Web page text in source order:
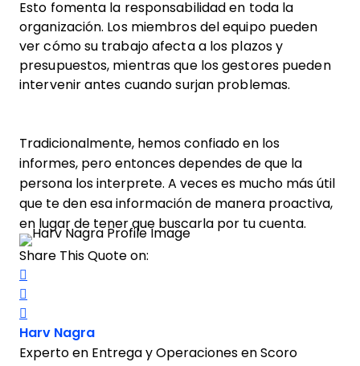
Esto fomenta la responsabilidad en toda la
organización. Los miembros del equipo pueden
ver cómo su trabajo afecta a los plazos y
presupuestos, mientras que los gestores pueden
intervenir antes cuando surjan problemas.
Tradicionalmente, hemos confiado en los
informes, pero entonces dependes de que la
persona los interprete. A veces es mucho más útil
que te den esa información de manera proactiva,
en lugar de tener que buscarla por tu cuenta.
Share This Quote on:
Harv NagraOpens new window
Experto en Entrega y Operaciones en Scoro